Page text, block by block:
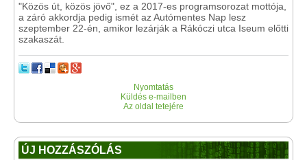
"Közös út, közös jövő", ez a 2017-es programsorozat mottója,
a záró akkordja pedig ismét az Autómentes Nap lesz
szeptember 22-én, amikor lezárják a Rákóczi utca Iseum előtti
szakaszát.
Nyomtatás
Küldés e-mailben
Az oldal tetejére
ÚJ HOZZÁSZÓLÁS